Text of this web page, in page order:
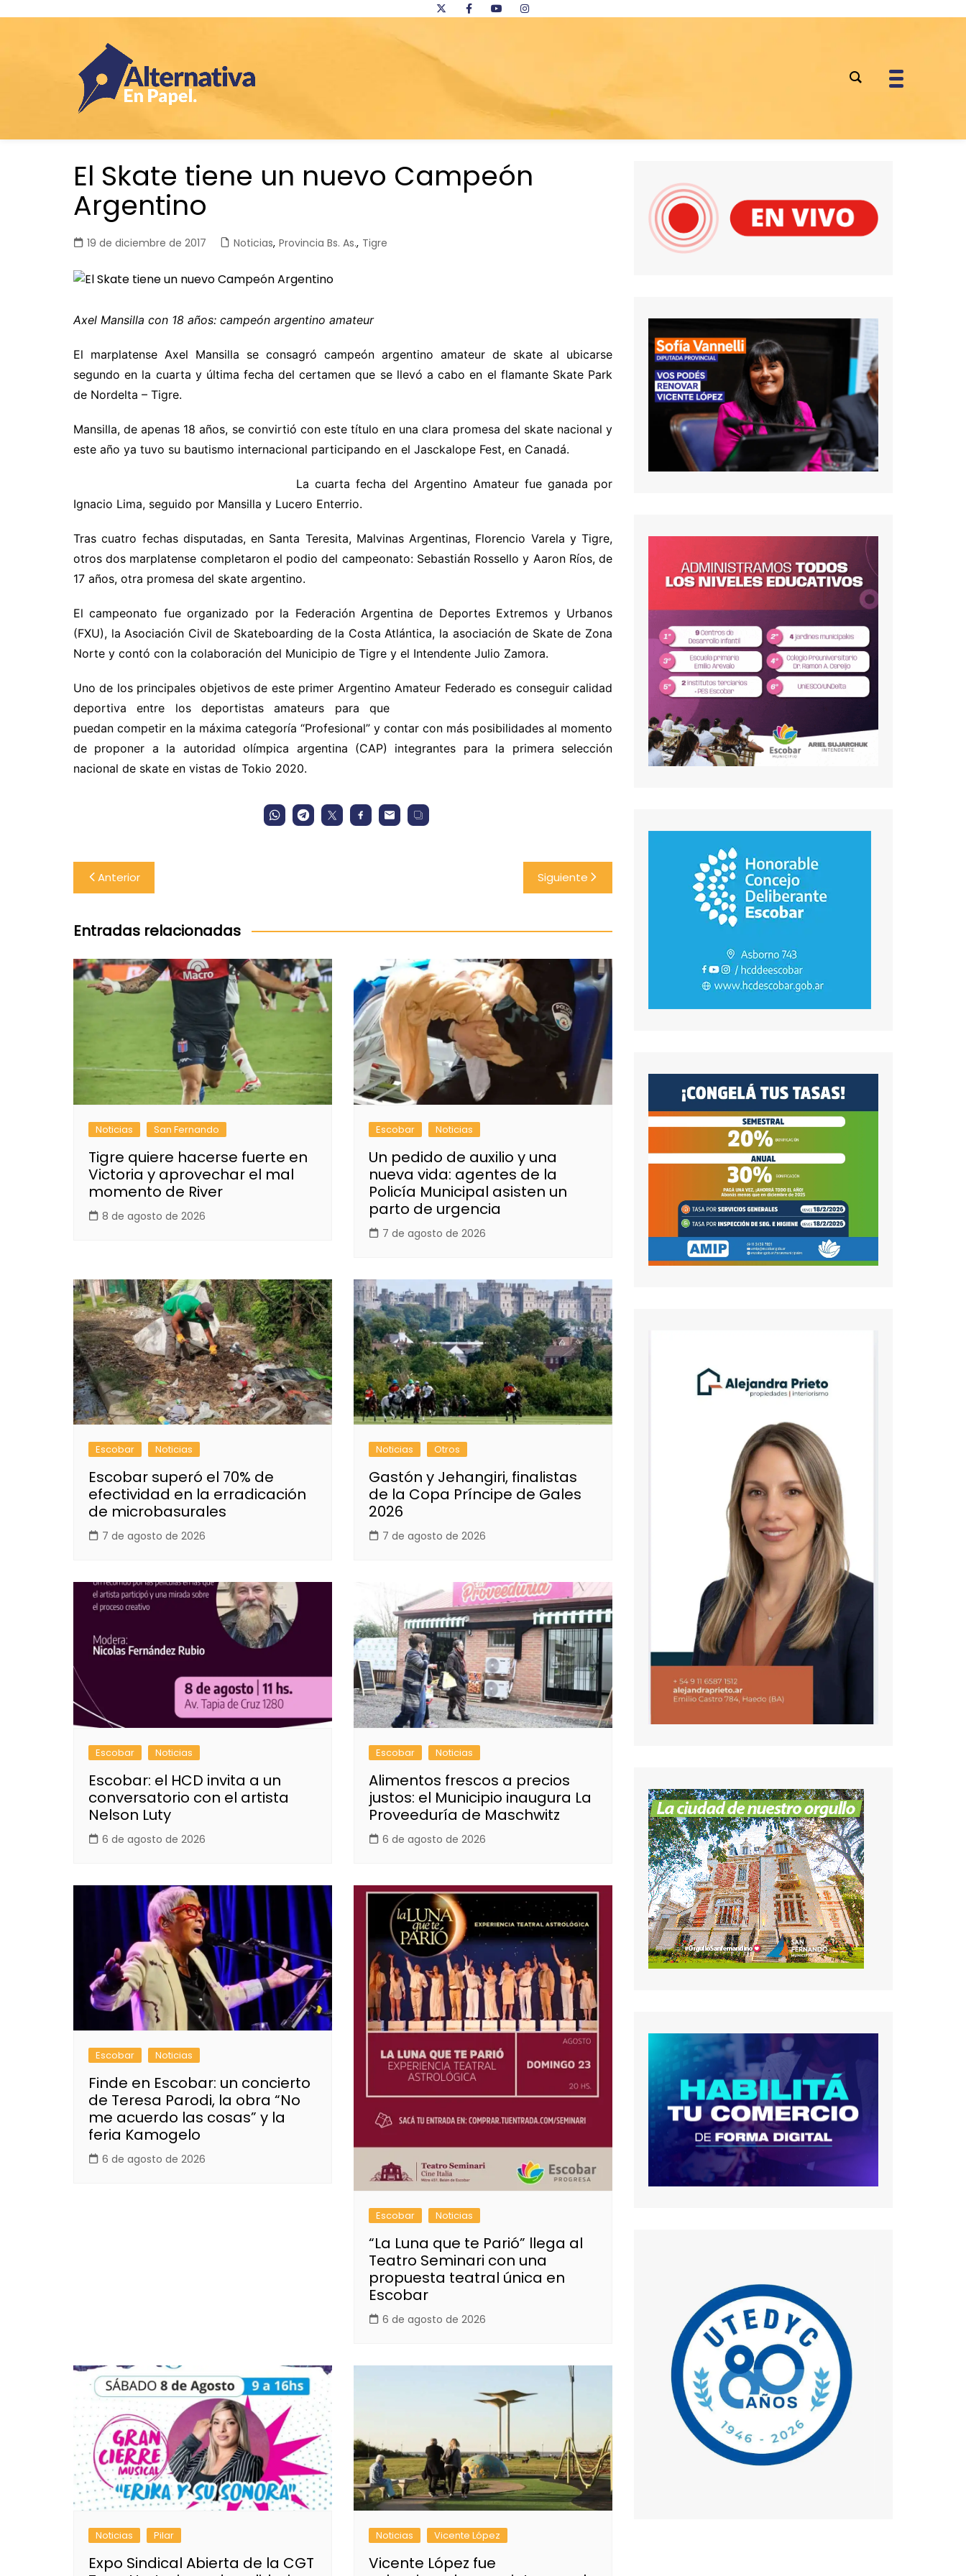
El Skate tiene un nuevo Campeón
Argentino
19 de diciembre de 2017 Noticias, Provincia Bs. As., Tigre
Axel Mansilla con 18 años: campeón argentino amateur
El marplatense Axel Mansilla se consagró campeón argentino amateur de skate al ubicarse
segundo en la cuarta y última fecha del certamen que se llevó a cabo en el flamante Skate Park
de Nordelta – Tigre.
Mansilla, de apenas 18 años, se convirtió con este título en una clara promesa del skate nacional y
este año ya tuvo su bautismo internacional participando en el Jasckalope Fest, en Canadá.
La cuarta fecha del Argentino Amateur fue ganada por
Ignacio Lima, seguido por Mansilla y Lucero Enterrio.
Tras cuatro fechas disputadas, en Santa Teresita, Malvinas Argentinas, Florencio Varela y Tigre,
otros dos marplatense completaron el podio del campeonato: Sebastián Rossello y Aaron Ríos, de
17 años, otra promesa del skate argentino.
El campeonato fue organizado por la Federación Argentina de Deportes Extremos y Urbanos
(FXU), la Asociación Civil de Skateboarding de la Costa Atlántica, la asociación de Skate de Zona
Norte y contó con la colaboración del Municipio de Tigre y el Intendente Julio Zamora.
Uno de los principales objetivos de este primer Argentino Amateur Federado es conseguir calidad
deportiva entre losdeportistas amateurs para que
puedan competir en la máxima categoría “Profesional” y contar con más posibilidades al momento
de proponer a la autoridad olímpica argentina (CAP) integrantes para la primera selección
nacional de skate en vistas de Tokio 2020.
Navegación
de
entradas
Anterior Siguiente
Entradas relacionadas
Noticias San Fernando
Tigre quiere hacerse fuerte en
Victoria y aprovechar el mal
momento de River
8 de agosto de 2026
Escobar Noticias
Un pedido de auxilio y una
nueva vida: agentes de la
Policía Municipal asisten un
parto de urgencia
7 de agosto de 2026
Escobar Noticias
Escobar superó el 70% de
efectividad en la erradicación
de microbasurales
7 de agosto de 2026
Noticias Otros
Gastón y Jehangiri, finalistas
de la Copa Príncipe de Gales
2026
7 de agosto de 2026
Escobar Noticias
Escobar: el HCD invita a un
conversatorio con el artista
Nelson Luty
6 de agosto de 2026
Escobar Noticias
Alimentos frescos a precios
justos: el Municipio inaugura La
Proveeduría de Maschwitz
6 de agosto de 2026
Escobar Noticias
Finde en Escobar: un concierto
de Teresa Parodi, la obra “No
me acuerdo las cosas” y la
feria Kamogelo
6 de agosto de 2026
Escobar Noticias
“La Luna que te Parió” llega al
Teatro Seminari con una
propuesta teatral única en
Escobar
6 de agosto de 2026
Noticias Pilar
Expo Sindical Abierta de la CGT
Noticias Vicente López
Vicente López fue